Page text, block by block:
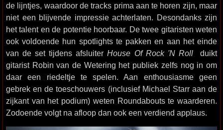
de lijntjes, waardoor de tracks prima aan te horen zijn, maar
niet een blijvende impressie achterlaten. Desondanks zijn
het talent en de potentie hoorbaar. De twee gitaristen weten
ook voldoende hun spotlights te pakken en aan het einde
van de set tijdens afsluiterHouse Of Rock 'N Rollduikt
gitarist Robin van de Wetering het publiek zelfs nog in om
daar een riedeltje te spelen. Aan enthousiasme geen
gebrek en de toeschouwers (inclusief Michael Starr aan de
zijkant van het podium) weten Roundabouts te waarderen.
Zodoende volgt na afloop dan ook een verdiend applaus.